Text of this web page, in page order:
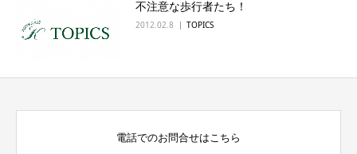
不注意な歩行者たち！
2012.02.8 TOPICS
電話でのお問合せはこちら